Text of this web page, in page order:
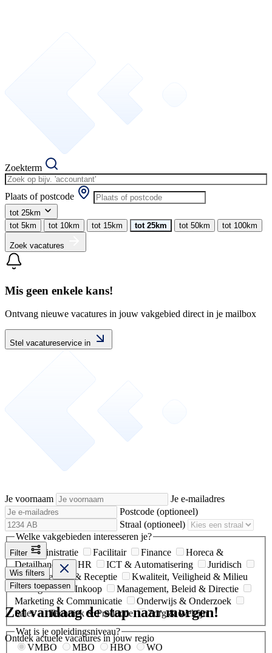
Zoekterm
Plaats of postcode
tot 25km
tot 5km
tot 10km tot 15km tot 25km tot 50km tot 100km
Zoek vacatures
Mis geen enkele kans!
Ontvang nieuwe vacatures in jouw vakgebied direct in je mailbox
Stel vacatureservice in
Je voornaam
Je e-mailadres
Postcode (optioneel)
Straal (optioneel)
Welke vakgebieden interesseren je?
Administratie
Facilitair Finance
Horeca &
Detailhandel
HR ICT & Automatisering
Juridisch
Klantenservice & Receptie
Kwaliteit, Veiligheid & Milieu
Logistiek & Inkoop
Management, Beleid & Directie
Marketing & Communicatie
Onderwijs & Onderzoek
Sales
Techniek & Productie
Zorg & Welzijn
Wat is je opleidingsniveau?
VMBO
MBO HBO
WO
Filter
Wis filters
Filters toepassen
Zet vandaag de stap naar morgen!
Ontdek actuele vacatures in jouw regio